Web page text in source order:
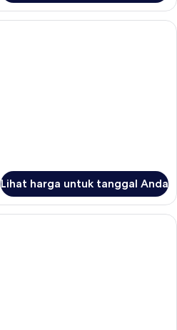
Kamar Double Superior | Seprai
Lihat harga untuk tanggal Anda
Kamar Double Klasik | Seprai